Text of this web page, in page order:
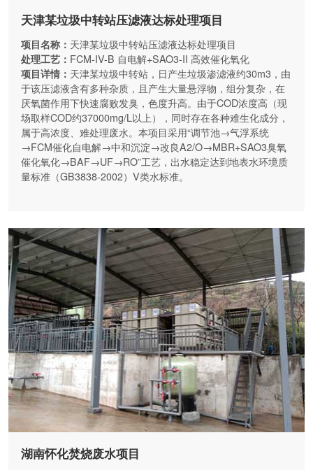
天津某垃圾中转站压滤液达标处理项目
项目名称： 天津某垃圾中转站压滤液达标处理项目
处理工艺： FCM-IV-B 自电解+SAO3-II 高效催化氧化
项目详情： 天津某垃圾中转站，日产生垃圾渗滤液约30m3，由
于该压滤液含有多种杂质，且产生大量悬浮物，组分复杂，在
厌氧菌作用下快速腐败发臭，色度升高。由于COD浓度高（现
场取样COD约37000mg/L以上），同时存在各种难生化成分，
属于高浓度、难处理废水。本项目采用“调节池→气浮系统
→FCM催化自电解→中和沉淀→改良A2/O→MBR+SAO3臭氧
催化氧化→BAF→UF→RO”工艺，出水稳定达到地表水环境质
量标准（GB3838-2002）V类水标准。
湖南怀化焚烧废水项目